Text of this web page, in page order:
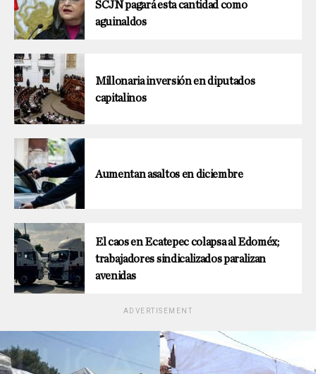
SCJN pagará esta cantidad como
aguinaldos
Millonaria inversión en diputados
capitalinos
Aumentan asaltos en diciembre
El caos en Ecatepec colapsa al Edoméx;
trabajadores sindicalizados paralizan
avenidas
ADVERTISEMENT